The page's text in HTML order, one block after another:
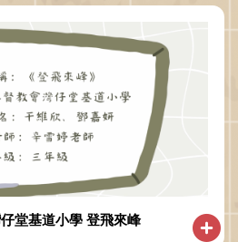
堂基道小學 登飛來峰